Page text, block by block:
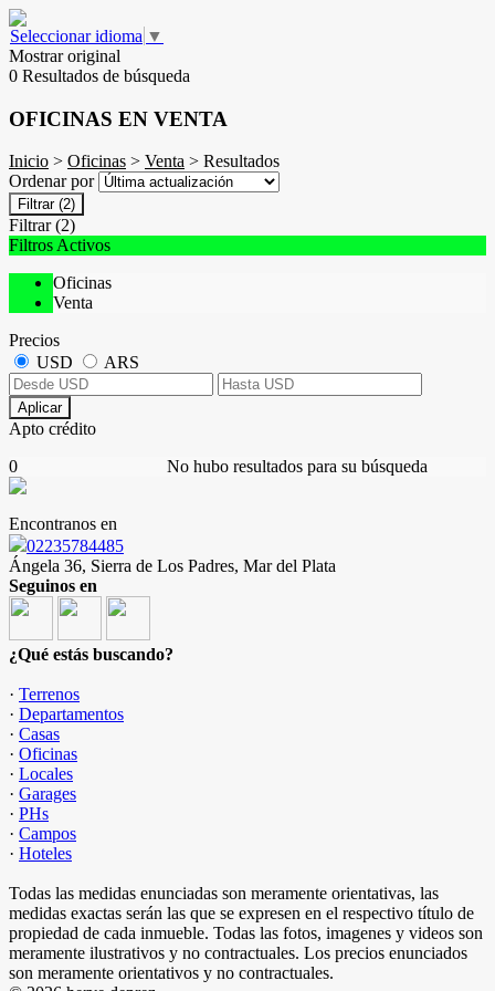
Seleccionar idioma ▼
Mostrar original
0 Resultados de búsqueda
OFICINAS EN VENTA
Inicio > Oficinas > Venta > Resultados
Ordenar por
Filtrar (2)
Filtrar (2)
Filtros Activos
Oficinas
Venta
Precios
USD
ARS
Aplicar
Apto crédito
No hubo resultados para su búsqueda
0
Encontranos en
02235784485
Ángela 36, Sierra de Los Padres, Mar del Plata
Seguinos en
¿Qué estás buscando?
· Terrenos
· Departamentos
· Casas
· Oficinas
· Locales
· Garages
· PHs
· Campos
· Hoteles
Todas las medidas enunciadas son meramente orientativas, las
medidas exactas serán las que se expresen en el respectivo título de
propiedad de cada inmueble. Todas las fotos, imagenes y videos son
meramente ilustrativos y no contractuales. Los precios enunciados
son meramente orientativos y no contractuales.